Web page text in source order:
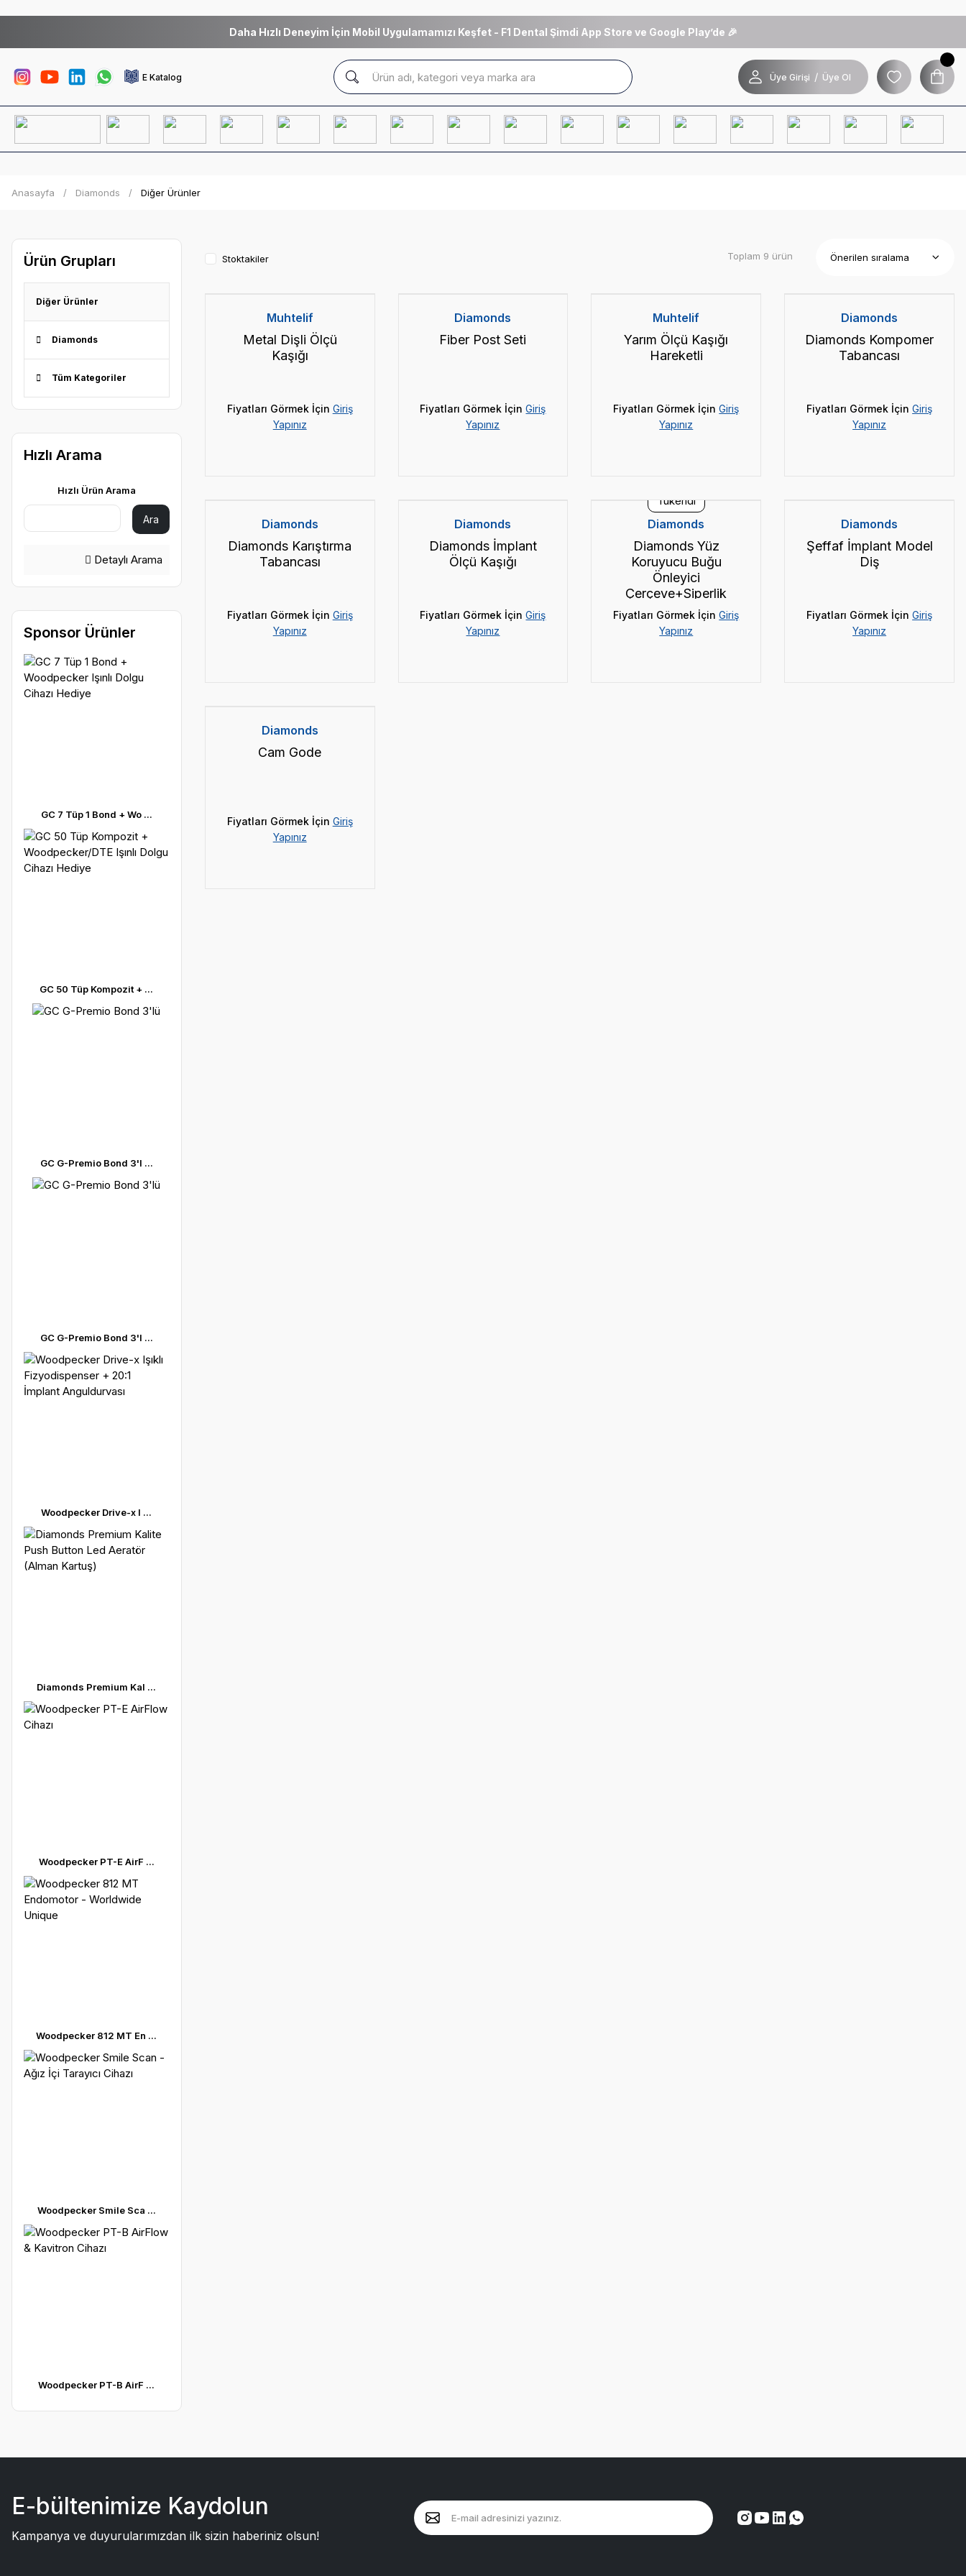
Daha Hızlı Deneyim İçin Mobil Uygulamamızı Keşfet - F1 Dental Şimdi App Store ve Google Play’de 🎉
E Katalog Üye Girişi / Üye Ol
Anasayfa Diamonds Diğer Ürünler
Ürün Grupları
Diğer Ürünler
Diamonds
Tüm Kategoriler
Hızlı Arama
Hızlı Ürün Arama
Ara
Detaylı Arama
Sponsor Ürünler
GC 7 Tüp 1 Bond + Wo ...
GC 50 Tüp Kompozit + ...
GC G-Premio Bond 3'l ...
GC G-Premio Bond 3'l ...
Woodpecker Drive-x I ...
Diamonds Premium Kal ...
Woodpecker PT-E AirF ...
Woodpecker 812 MT En ...
Woodpecker Smile Sca ...
Woodpecker PT-B AirF ...
Stoktakiler Toplam 9 ürün
Muhtelif
Metal Dişli Ölçü
Kaşığı
Fiyatları Görmek İçin Giriş
Yapınız
Diamonds
Fiber Post Seti
Fiyatları Görmek İçin Giriş
Yapınız
Muhtelif
Yarım Ölçü Kaşığı
Hareketli
Fiyatları Görmek İçin Giriş
Yapınız
Diamonds
Diamonds Kompomer
Tabancası
Fiyatları Görmek İçin Giriş
Yapınız
Diamonds
Diamonds Karıştırma
Tabancası
Fiyatları Görmek İçin Giriş
Yapınız
Diamonds
Diamonds İmplant
Ölçü Kaşığı
Fiyatları Görmek İçin Giriş
Yapınız
Tükendi
Diamonds
Diamonds Yüz
Koruyucu Buğu
Önleyici
Çerçeve+Siperlik
Fiyatları Görmek İçin Giriş
Yapınız
Diamonds
Şeffaf İmplant Model
Diş
Fiyatları Görmek İçin Giriş
Yapınız
Diamonds
Cam Gode
Fiyatları Görmek İçin Giriş
Yapınız
E-bültenimize Kaydolun
Kampanya ve duyurularımızdan ilk sizin haberiniz olsun!